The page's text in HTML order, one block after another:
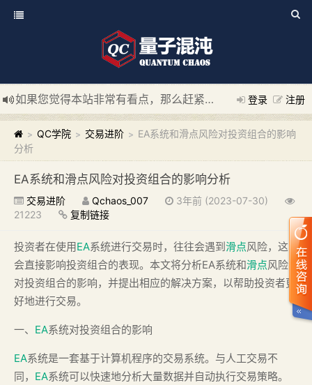
登录 注册
如果您觉得本站非常有看点，那么赶紧使用Ctrl+D 收藏我们吧
新添加量子混沌系统板块，欢迎大家访问！
---“量子混沌系
> QC学院 > 交易进阶 > EA系统和滑点风险对投资组合的影响
分析
EA系统和滑点风险对投资组合的影响分析
交易进阶 Qchaos_007
3年前 (2023-07-30)
21223
复制链接
投资者在使用EA系统进行交易时，往往会遇到滑点风险，这
会直接影响投资组合的表现。本文将分析EA系统和滑点风险
对投资组合的影响，并提出相应的解决方案，以帮助投资者更
好地进行交易。
一、 EA系统对投资组合的影响
EA系统是一套基于计算机程序的交易系统。与人工交易不
同， EA系统可以快速地分析大量数据并自动执行交易策略。